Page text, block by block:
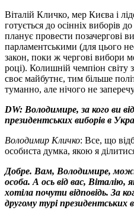
Віталій Кличко, мер Києва і
готується до осінніх виборів
планує провести позачергові
парламентськими (для цього
закон, поки ж чергові вибори
році). Колишній чемпіон
своє майбутнє, тим більше
туманно, але нічого не
DW: Володимире, за кого ви
президентських виборів в
Володимир Кличко: Все, що
особиста думка, якою я
Добре. Вам, Володимире,
особа. А ось від вас, Віталію,
хотіла почути відповідь. За
другому турі президентських